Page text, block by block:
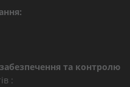
та контролю
: